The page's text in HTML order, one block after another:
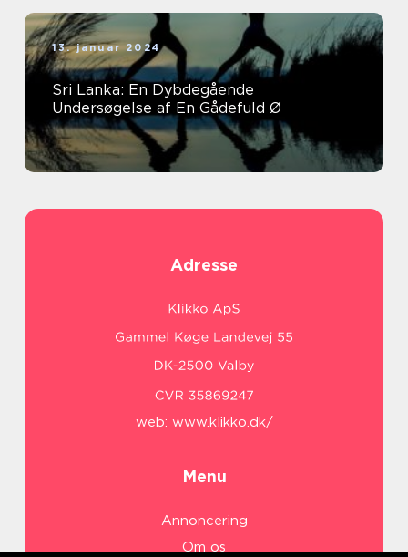
13. januar 2024
Sri Lanka: En Dybdegående
Undersøgelse af En Gådefuld Ø
Adresse
web: www.klikko.dk/
Menu
Annoncering
Om os